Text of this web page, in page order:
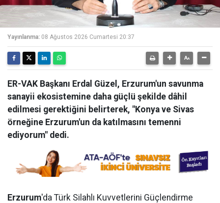
Yayınlanma: 08 Ağustos 2026 Cumartesi 20:37
ER-VAK Başkanı Erdal Güzel, Erzurum'un savunma
sanayii ekosistemine daha güçlü şekilde dâhil
edilmesi gerektiğini belirterek, "Konya ve Sivas
örneğine Erzurum'un da katılmasını temenni
ediyorum" dedi.
Erzurum'da Türk Silahlı Kuvvetlerini Güçlendirme